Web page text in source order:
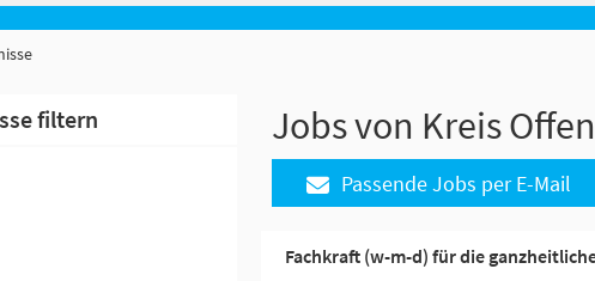
filtern Jobs von Kreis
Passende Jobs per E-Mail
Fachkraft (w-m-d) für die